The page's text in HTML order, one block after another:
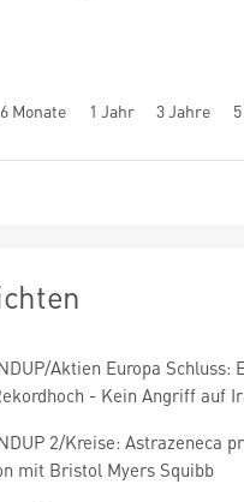
6 Monate 1 Jahr 3 Jahre
Aktien Europa Schluss:
- Kein Angriff auf
2/Kreise: Astrazeneca
mit Bristol Myers Squibb